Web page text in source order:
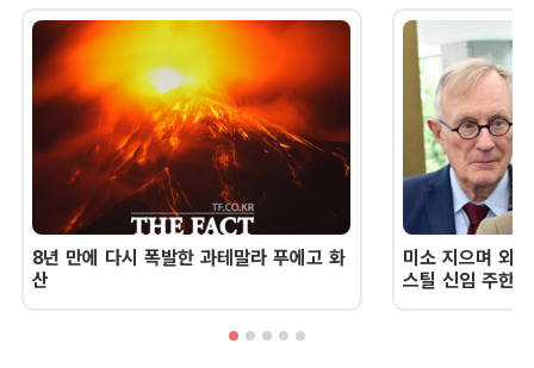
8년 만에 다시 폭발한 과테말라 푸에고 화
산
미소 지으며 외
스틸 신임 주한